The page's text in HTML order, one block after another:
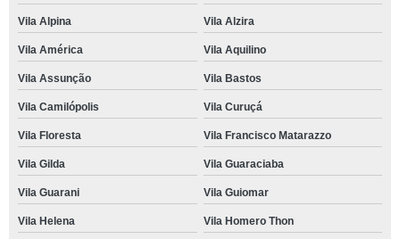
Vila Alpina Vila Alzira
Vila América Vila Aquilino
Vila Assunção Vila Bastos
Vila Camilópolis Vila Curuçá
Vila Floresta Vila Francisco Matarazzo
Vila Gilda Vila Guaraciaba
Vila Guarani Vila Guiomar
Vila Helena Vila Homero Thon